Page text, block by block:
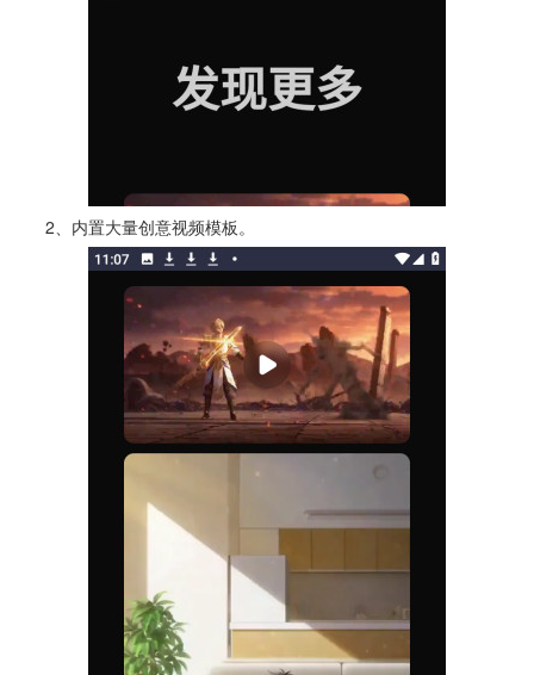
2、内置大量创意视频模板。